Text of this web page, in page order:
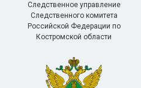
Следственное управление
Следственного комитета
Российской Федерации по
Костромской области